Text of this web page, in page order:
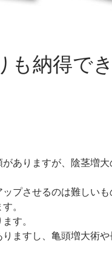
も納得で
ありますが、陰茎増
プさせるのは難しい
。
す。
ますし、亀頭増大術